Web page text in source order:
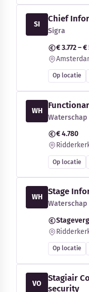
SI
Chief
Sigra
€ 3.772 – €
Op locatie
WH
€ 4.780
Op locatie
WH
Stage
Op locatie
VO
Stagiair
security